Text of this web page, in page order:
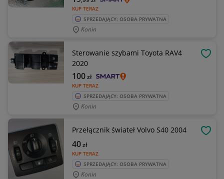
KUP TERAZ
SPRZEDAJĄCY: OSOBA PRYWATNA
Konin
Sterowanie szybami Toyota RAV4
2020
KUP TERAZ
100zł
SPRZEDAJĄCY: OSOBA PRYWATNA
Konin
Przełącznik świateł Volvo S40 2004
KUP TERAZ
40zł
SPRZEDAJĄCY: OSOBA PRYWATNA
Konin